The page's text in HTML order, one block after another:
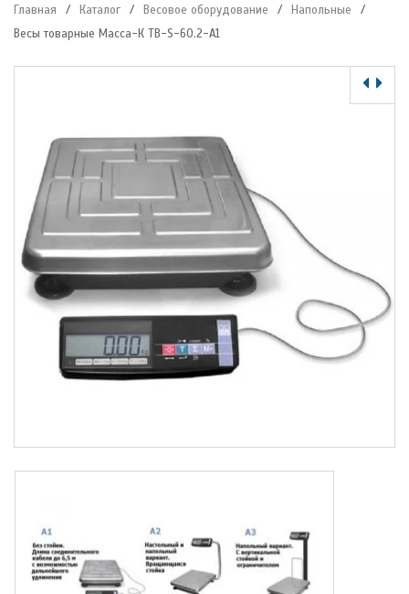
Главная / Каталог / Весовое оборудование / Напольные
/
Весы товарные Масса-К ТB-S-60.2-А1